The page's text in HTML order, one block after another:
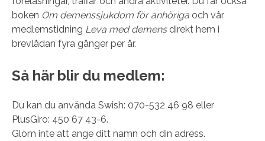
boken Om demenssjukdom för anhöriga och vår
medlemstidning Leva med demensdirekt hem i
brevlådan fyra gånger per år.
Så här blir du medlem:
Du kan du använda Swish: 070-532 46 98 eller
PlusGiro: 450 67 43-6.
Glöm inte att ange ditt namn och din adress.